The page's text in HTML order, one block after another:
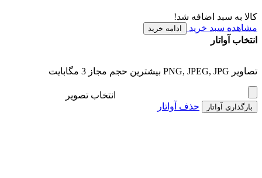
کالا به سبد اضافه شد!
مشاهده سبد خرید
ادامه خرید
انتخاب آواتار
تصاویر PNG, JPEG, JPG بیشترین حجم مجاز 3 مگابایت
انتخاب تصویر
بارگذاری آواتار حذف آواتار